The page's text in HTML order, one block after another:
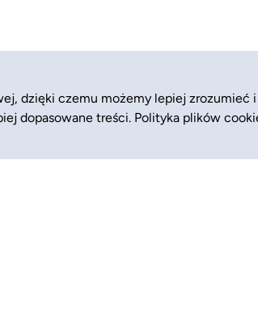
dzięki czemu możemy lepiej zrozumieć
dopasowane treści. Polityka plików